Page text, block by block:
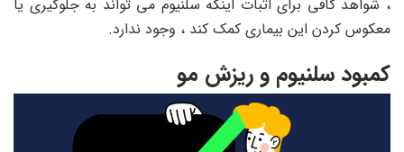
، شواهد کافی برای اثبات اینکه سلنیوم می تواند به جلوگیری یا
معکوس کردن این بیماری کمک کند ، وجود ندارد.
کمبود سلنیوم و ریزش مو